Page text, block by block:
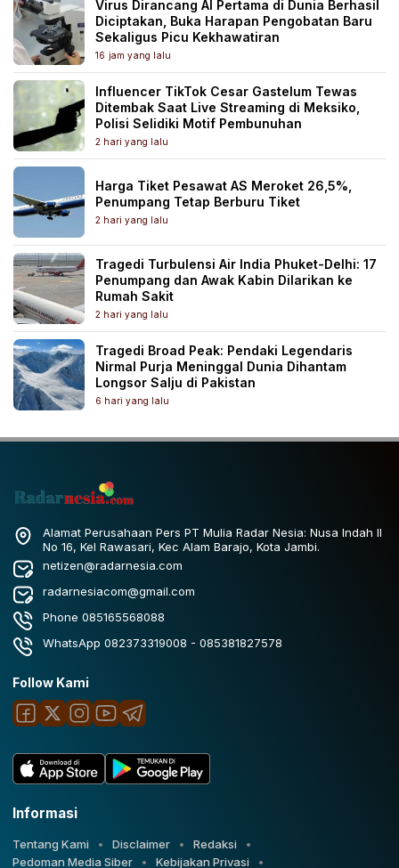
Virus Dirancang AI Pertama di Dunia Berhasil
Diciptakan, Buka Harapan Pengobatan Baru
Sekaligus Picu Kekhawatiran
16 jam yang lalu
Influencer TikTok Cesar Gastelum Tewas
Ditembak Saat Live Streaming di Meksiko,
Polisi Selidiki Motif Pembunuhan
2 hari yang lalu
Harga Tiket Pesawat AS Meroket 26,5%,
Penumpang Tetap Berburu Tiket
2 hari yang lalu
Tragedi Turbulensi Air India Phuket-Delhi: 17
Penumpang dan Awak Kabin Dilarikan ke
Rumah Sakit
2 hari yang lalu
Tragedi Broad Peak: Pendaki Legendaris
Nirmal Purja Meninggal Dunia Dihantam
Longsor Salju di Pakistan
6 hari yang lalu
Alamat Perusahaan Pers PT Mulia Radar Nesia: Nusa Indah II
No 16, Kel Rawasari, Kec Alam Barajo, Kota Jambi.
netizen@radarnesia.com
radarnesiacom@gmail.com
Phone 085165568088
WhatsApp 082373319008 - 085381827578
Follow Kami
Informasi
Tentang Kami Disclaimer
Redaksi
Pedoman Media Siber
Kebijakan Privasi